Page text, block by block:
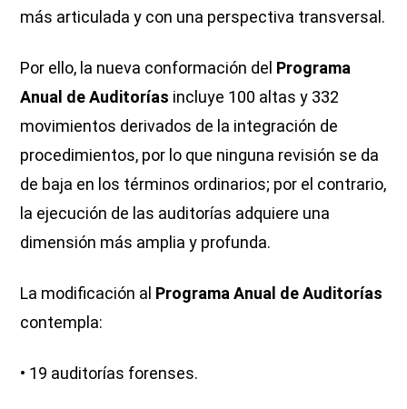
más articulada y con una perspectiva transversal.
Por ello, la nueva conformación del Programa
Anual de Auditorías incluye 100 altas y 332
movimientos derivados de la integración de
procedimientos, por lo que ninguna revisión se da
de baja en los términos ordinarios; por el contrario,
la ejecución de las auditorías adquiere una
dimensión más amplia y profunda.
La modificación al Programa Anual de Auditorías
contempla:
• 19 auditorías forenses.